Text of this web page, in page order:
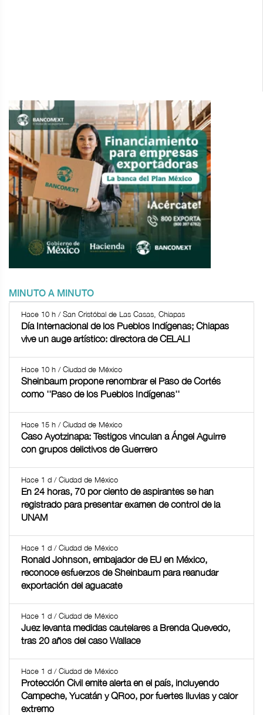
MINUTO A MINUTO
Hace 10 h / San Cristóbal de Las Casas, Chiapas
Día Internacional de los Pueblos Indígenas; Chiapas
vive un auge artístico: directora de CELALI
Hace 10 h / Ciudad de México
Sheinbaum propone renombrar el Paso de Cortés
como ''Paso de los Pueblos Indígenas''
Hace 15 h / Ciudad de México
Caso Ayotzinapa: Testigos vinculan a Ángel Aguirre
con grupos delictivos de Guerrero
Hace 1 d / Ciudad de México
En 24 horas, 70 por ciento de aspirantes se han
registrado para presentar examen de control de la
UNAM
Hace 1 d / Ciudad de México
Ronald Johnson, embajador de EU en México,
reconoce esfuerzos de Sheinbaum para reanudar
exportación del aguacate
Hace 1 d / Ciudad de México
Juez levanta medidas cautelares a Brenda Quevedo,
tras 20 años del caso Wallace
Hace 1 d / Ciudad de México
Protección Civil emite alerta en el país, incluyendo
Campeche, Yucatán y QRoo, por fuertes lluvias y calor
extremo